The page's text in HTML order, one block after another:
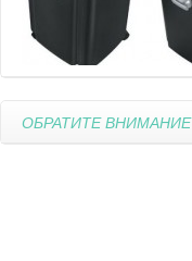
ОБРАТИТЕ ВНИМАНИЕ